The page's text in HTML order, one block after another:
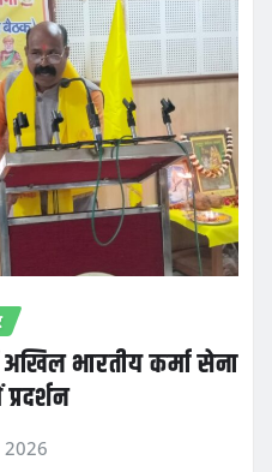
भारतीय कर्मा सेना
2026